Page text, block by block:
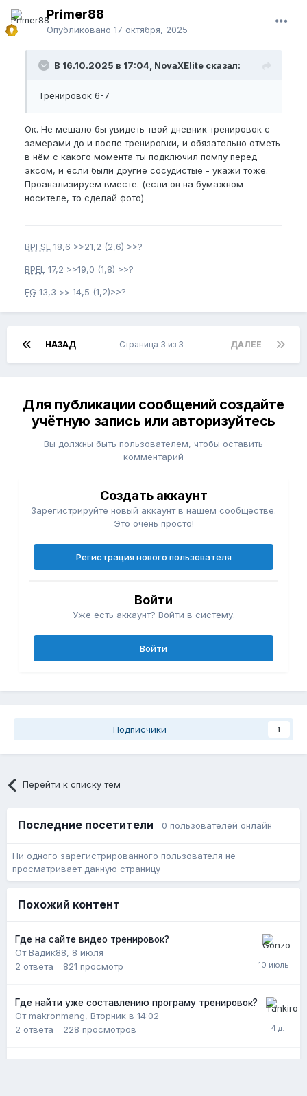
Primer88
Опубликовано 17 октября, 2025
В 16.10.2025 в 17:04, NovaXElite сказал:
Тренировок 6-7
Ок. Не мешало бы увидеть твой дневник тренировок с
замерами до и после тренировки, и обязательно отметь
в нём с какого момента ты подключил помпу перед
эксом, и если были другие сосудистые - укажи тоже.
Проанализируем вместе. (если он на бумажном
носителе, то сделай фото)
BPFSL 18,6 >>21,2 (2,6) >>?
BPEL 17,2 >>19,0 (1,8) >>?
EG 13,3 >> 14,5 (1,2)>>?
НАЗАД ДАЛЕЕ
Страница 3 из 3
Для публикации сообщений создайте
учётную запись или авторизуйтесь
Вы должны быть пользователем, чтобы оставить
комментарий
Создать аккаунт
Зарегистрируйте новый аккаунт в нашем сообществе.
Это очень просто!
Регистрация нового пользователя
Войти
Уже есть аккаунт? Войти в систему.
Войти
Подписчики 1
Перейти к списку тем
Последние посетители 0 пользователей онлайн
Ни одного зарегистрированного пользователя не
просматривает данную страницу
Похожий контент
Где на сайте видео тренировок?
От Вадик88, 8 июля
2 ответа 821 просмотр
Где найти уже составлению програму тренировок?
От makronmang, Вторник в 14:02
2 ответа 228 просмотров